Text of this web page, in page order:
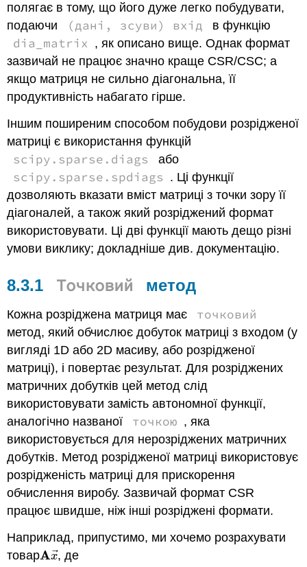
полягає в тому, що його дуже легко побудувати,
подаючи
(дані, зсуви) вхід в функцію
dia_matrix , як описано вище. Однак формат
зазвичай не працює значно краще CSR/CSC; а
якщо матриця не сильно діагональна, її
продуктивність набагато гірше.
Іншим поширеним способом побудови розрідженої
матриці є використання функцій
scipy.sparse.diags або
scipy.sparse.spdiags . Ці функції
дозволяють вказати вміст матриці з точки зору її
діагоналей, а також який розріджений формат
використовувати. Ці дві функції мають дещо різні
умови виклику; докладніше див. документацію.
8.3.1 Точковий метод
Кожна розріджена матриця має точковий
метод, який обчислює добуток матриці з входом (у
вигляді 1D або 2D масиву, або розрідженої
матриці), і повертає результат. Для розріджених
матричних добутків цей метод слід
використовувати замість автономної функції,
аналогічно названої
точкою , яка
використовується для нерозріджених матричних
добутків. Метод розрідженої матриці використовує
розрідженість матриці для прискорення
обчислення виробу. Зазвичай формат CSR
працює швидше, ніж інші розріджені формати.
Наприклад, припустимо, ми хочемо розрахувати
товарAx⃗
Ax→
, де